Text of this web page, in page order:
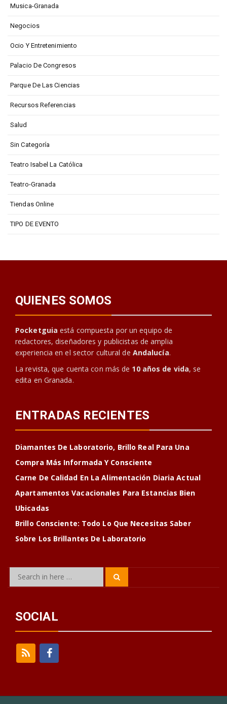
Musica-Granada
Negocios
Ocio Y Entretenimiento
Palacio De Congresos
Parque De Las Ciencias
Recursos Referencias
Salud
Sin Categoría
Teatro Isabel La Católica
Teatro-Granada
Tiendas Online
TIPO DE EVENTO
QUIENES SOMOS
Pocketguia está compuesta por un equipo de
redactores, diseñadores y publicistas de amplia
experiencia en el sector cultural de Andalucía.
La revista, que cuenta con más de 10 años de vida, se
edita en Granada.
ENTRADAS RECIENTES
Diamantes De Laboratorio, Brillo Real Para Una
Compra Más Informada Y Consciente
Carne De Calidad En La Alimentación Diaria Actual
Apartamentos Vacacionales Para Estancias Bien
Ubicadas
Brillo Consciente: Todo Lo Que Necesitas Saber
Sobre Los Brillantes De Laboratorio
Search
SOCIAL